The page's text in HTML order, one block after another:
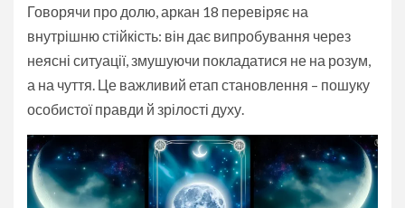
Говорячи про долю, аркан 18 перевіряє на
внутрішню стійкість: він дає випробування через
неясні ситуації, змушуючи покладатися не на розум,
а на чуття. Це важливий етап становлення – пошуку
особистої правди й зрілості духу.